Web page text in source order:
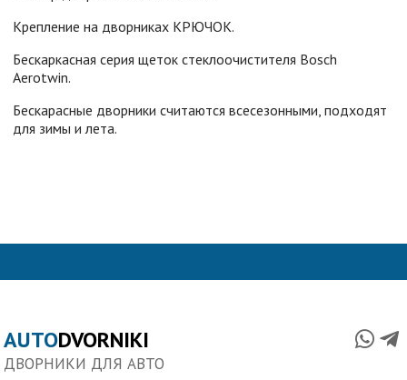
Крепление на дворниках КРЮЧОК.
Бескаркасная серия щеток стеклоочистителя Bosch
Aerotwin.
Бескарасные дворники считаются всесезонными, подходят
для зимы и лета.
AUTODVORNIKI
ДВОРНИКИ ДЛЯ АВТО